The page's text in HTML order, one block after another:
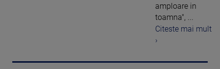
amploare in
toamna", ...
Citeste mai mult
›